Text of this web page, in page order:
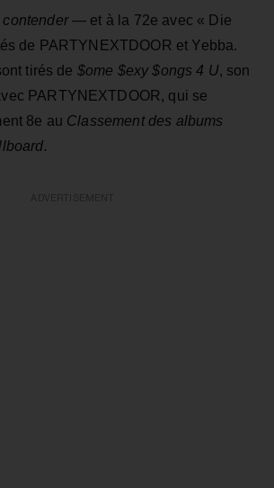
contender— et à la 72e avec « Die
de PARTYNEXTDOOR et Yebba.
tirés de $ome $exy $ongs 4 U, son
PARTYNEXTDOOR, qui se
8e au Classement des albums